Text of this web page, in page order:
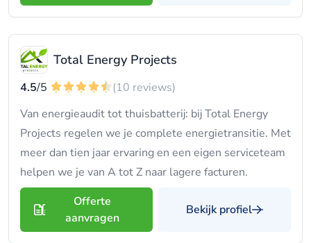
Total Energy Projects
4.5/5
(10 reviews)
Van energieaudit tot thuisbatterij: bij Total Energy
Projects regelen we je complete energietransitie. Met
meer dan tien jaar ervaring en een eigen serviceteam
helpen we je van A tot Z naar lagere facturen.
Offerte
aanvragen
Bekijk profiel